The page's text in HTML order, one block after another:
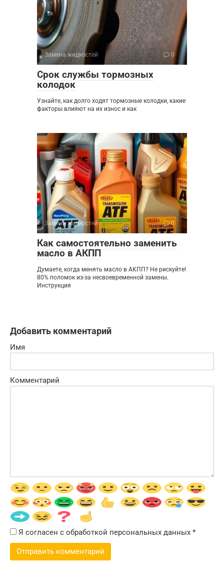
Замена жидкостей 0
Срок службы тормозных
колодок
Узнайте, как долго ходят тормозные колодки, какие
факторы влияют на их износ и как
Замена жидкостей 0
Как самостоятельно заменить
масло в АКПП
Думаете, когда менять масло в АКПП? Не рискуйте!
80% поломок из-за несвоевременной замены.
Инструкция
Добавить комментарий
Имя
Комментарий
Я согласен с обработкой персональных данных *